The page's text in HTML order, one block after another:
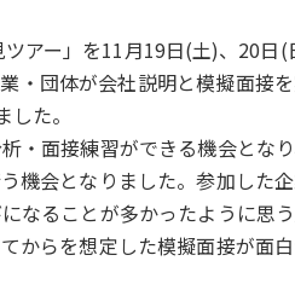
アー」を11 月19日(土)、 20日(
・団体が会社説明と模擬面接
た。
・面接練習ができる機会とな
機会となりました。参加した
なることが多かったように思
からを想定した模擬面接が面